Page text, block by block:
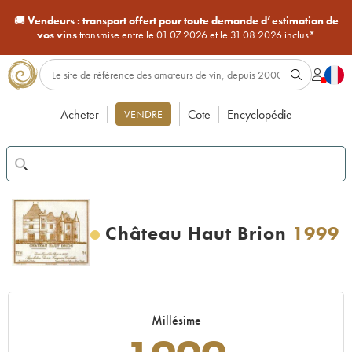
🚚Vendeurs : transport offert pour toute demande d’estimation de
vos vinstransmise entre le 01.07.2026 et le 31.08.2026 inclus*
Acheter VENDRE Cote Encyclopédie
Château Haut Brion 1999
Millésime